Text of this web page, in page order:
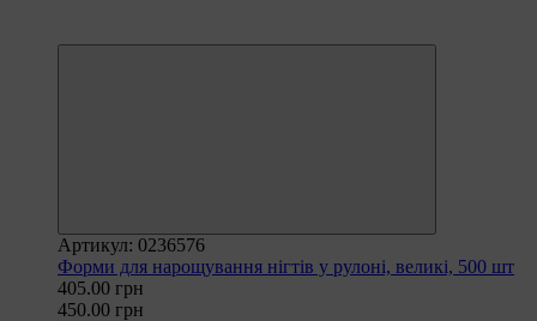
Артикул: 0236576
Форми для нарощування нігтів у рулоні, великі, 500 шт
405.00 грн
450.00 грн